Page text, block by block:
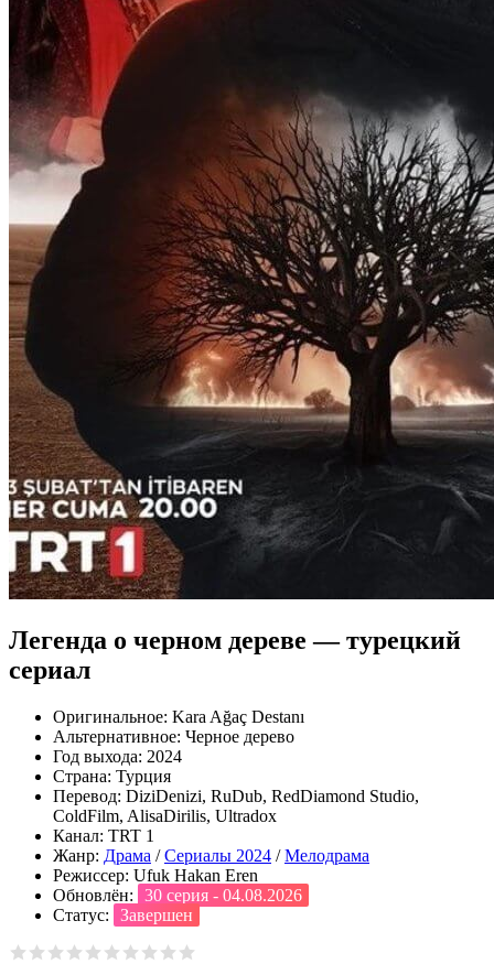
Легенда о черном дереве — турецкий
сериал
Оригинальное: Kara Ağaç Destanı
Альтернативное: Черное дерево
Год выхода: 2024
Страна: Турция
Перевод: DiziDenizi, RuDub, RedDiamond Studio,
ColdFilm, AlisaDirilis, Ultradox
Канал: TRT 1
Жанр: Драма /Сериалы 2024 /Мелодрама
Режиссер: Ufuk Hakan Eren
Обновлён:
30 серия - 04.08.2026
Статус:
Завершен